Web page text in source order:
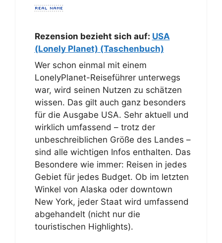
Rezension bezieht sich auf: USA
(Lonely Planet) (Taschenbuch)
Wer schon einmal mit einem
LonelyPlanet-Reiseführer unterwegs
war, wird seinen Nutzen zu schätzen
wissen. Das gilt auch ganz besonders
für die Ausgabe USA. Sehr aktuell und
wirklich umfassend – trotz der
unbeschreiblichen Größe des Landes –
sind alle wichtigen Infos enthalten. Das
Besondere wie immer: Reisen in jedes
Gebiet für jedes Budget. Ob im letzten
Winkel von Alaska oder downtown
New York, jeder Staat wird umfassend
abgehandelt (nicht nur die
touristischen Highlights).